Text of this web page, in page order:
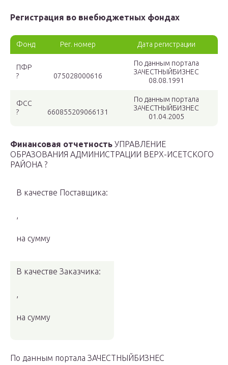
Регистрация во внебюджетных фондах
Фонд Рег. номер Дата регистрации
ПФР
?
075028000616
По данным портала
ЗАЧЕСТНЫЙБИЗНЕС
08.08.1991
ФСС
?
660855209066131
По данным портала
ЗАЧЕСТНЫЙБИЗНЕС
01.04.2005
Финансовая отчетность УПРАВЛЕНИЕ
ОБРАЗОВАНИЯ АДМИНИСТРАЦИИ ВЕРХ-ИСЕТСКОГО
РАЙОНА ?
В качестве Поставщика:
,
на сумму
В качестве Заказчика:
,
на сумму
По данным портала ЗАЧЕСТНЫЙБИЗНЕС